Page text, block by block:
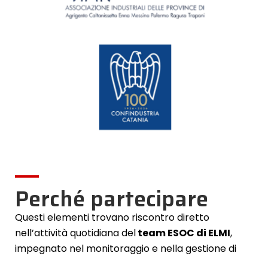
Perché partecipare
Questi elementi trovano riscontro diretto
nell’attività quotidiana delteam ESOC di ELMI,
impegnato nel monitoraggio e nella gestione di